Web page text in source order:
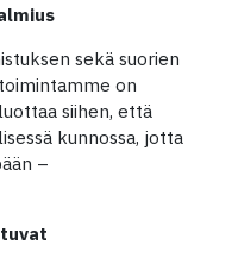
sekä suorien
on
siihen, että
kunnossa, jotta
–